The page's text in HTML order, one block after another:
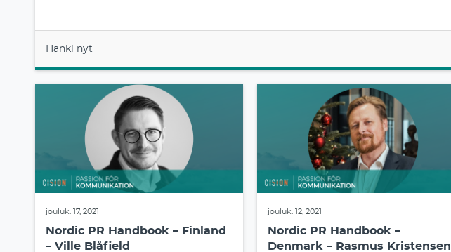
Hanki nyt
jouluk. 17, 2021
Nordic PR Handbook – Finland
– Ville Blåfield
jouluk. 12, 2021
Nordic PR Handbook –
Denmark – Rasmus Kristensen